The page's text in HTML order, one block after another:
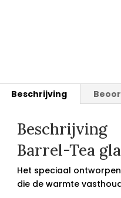
Beschrijving
Beschrijving
Barrel-Tea
Het speciaal
die de warmte